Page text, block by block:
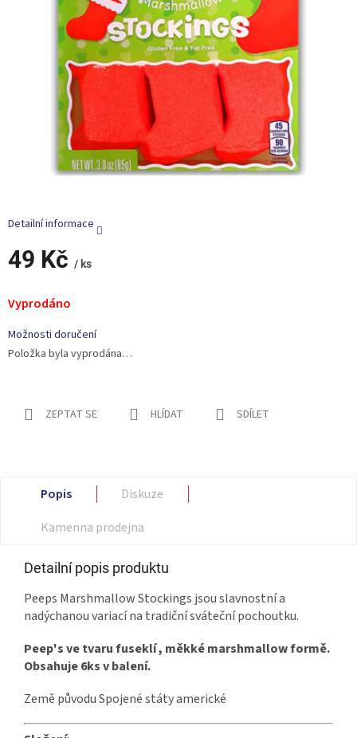
49 Kč / ks
cena:
Vyprodáno
Možnosti doručení
Položka byla vyprodána…
Detailní informace
ZEPTAT SE HLÍDAT SDÍLET
Popis
Diskuze
Kamenna prodejna
Detailní popis produktu
Peeps Marshmallow Stockings jsou slavnostní a
nadýchanou variací na tradiční sváteční pochoutku.
Peep's ve tvaru fuseklí , měkké marshmallow formě.
Obsahuje 6ks v balení.
Země původu Spojené státy americké